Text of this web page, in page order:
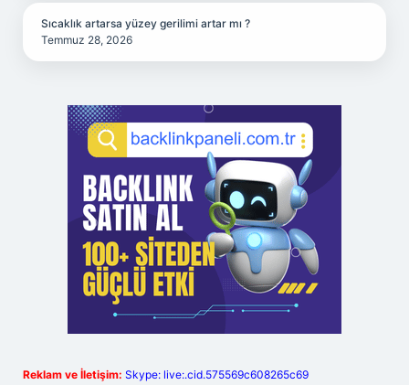
Sıcaklık artarsa yüzey gerilimi artar mı ?
Temmuz 28, 2026
Reklam ve İletişim: Skype: live:.cid.575569c608265c69